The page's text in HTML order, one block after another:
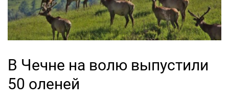
В Чечне на волю выпустили
50 оленей